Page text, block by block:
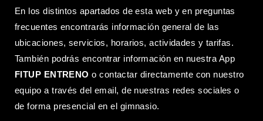
En los distintos apartados de esta web y en preguntas
frecuentes encontrarás información general de las
ubicaciones, servicios, horarios, actividades y tarifas.
También podrás encontrar información en nuestra App
FITUP ENTRENO o contactar directamente con nuestro
equipo a través del email, de nuestras redes sociales o
de forma presencial en el gimnasio.